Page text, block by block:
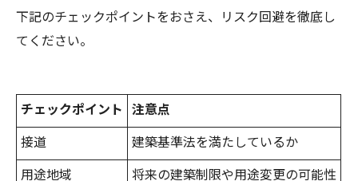
下記のチェックポイントをおさえ、リスク回避を徹底し
てください。
チェックポイント 注意点
接道
建築基準法を満たしているか
用途地域
将来の建築制限や用途変更の可能性